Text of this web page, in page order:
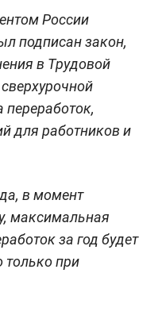
России
подписан закон,
в Трудовой
для работников и
в момент
максимальная
за год будет
только при